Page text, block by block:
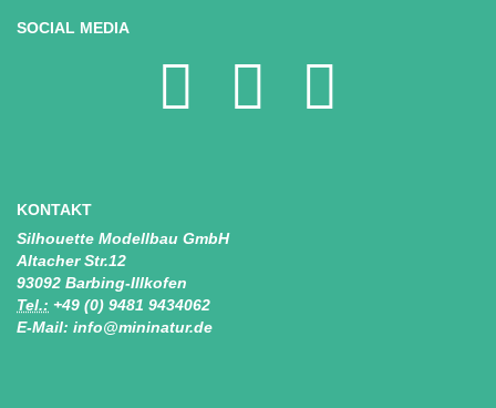
SOCIAL MEDIA
KONTAKT
Silhouette Modellbau GmbH
Altacher Str.12
93092 Barbing-Illkofen
Tel.: +49 (0) 9481 9434062
E-Mail: info@mininatur.de